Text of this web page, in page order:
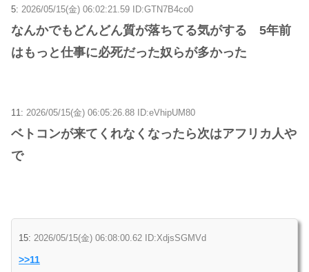
5: 2026/05/15(金) 06:02:21.59 ID:GTN7B4co0
なんかでもどんどん質が落ちてる気がする 5年前
はもっと仕事に必死だった奴らが多かった
11: 2026/05/15(金) 06:05:26.88 ID:eVhipUM80
ベトコンが来てくれなくなったら次はアフリカ人や
で
15: 2026/05/15(金) 06:08:00.62 ID:XdjsSGMVd
>>11